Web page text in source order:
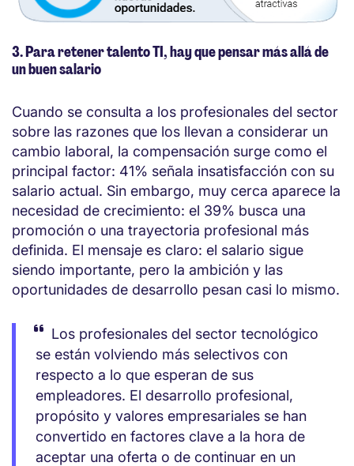
3. Para retener talento TI, hay que pensar más allá de
un buen salario
Cuando se consulta a los profesionales del sector
sobre las razones que los llevan a considerar un
cambio laboral, la compensación surge como el
principal factor: 41% señala insatisfacción con su
salario actual. Sin embargo, muy cerca aparece la
necesidad de crecimiento: el 39% busca una
promoción o una trayectoria profesional más
definida. El mensaje es claro: el salario sigue
siendo importante, pero la ambición y las
oportunidades de desarrollo pesan casi lo mismo.
Los profesionales del sector tecnológico
se están volviendo más selectivos con
respecto a lo que esperan de sus
empleadores. El desarrollo profesional,
propósito y valores empresariales se han
convertido en factores clave a la hora de
aceptar una oferta o de continuar en un